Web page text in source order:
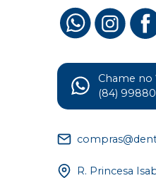
Chame no
(84)
R. Princesa